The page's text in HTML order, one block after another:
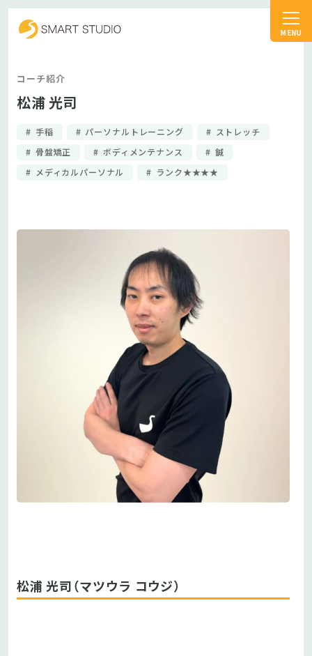
コーチ紹介
松浦 光司
手稲 パーソナルトレーニング
ストレッチ
骨盤矯正
ボディメンテナンス
鍼
メディカルパーソナル
ランク★★★★
松浦 光司（マツウラ コウジ）